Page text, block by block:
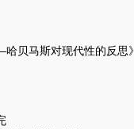
贝马斯对现代性的反思》